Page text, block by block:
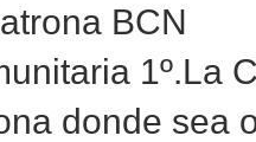
BCN
1º.La
donde sea